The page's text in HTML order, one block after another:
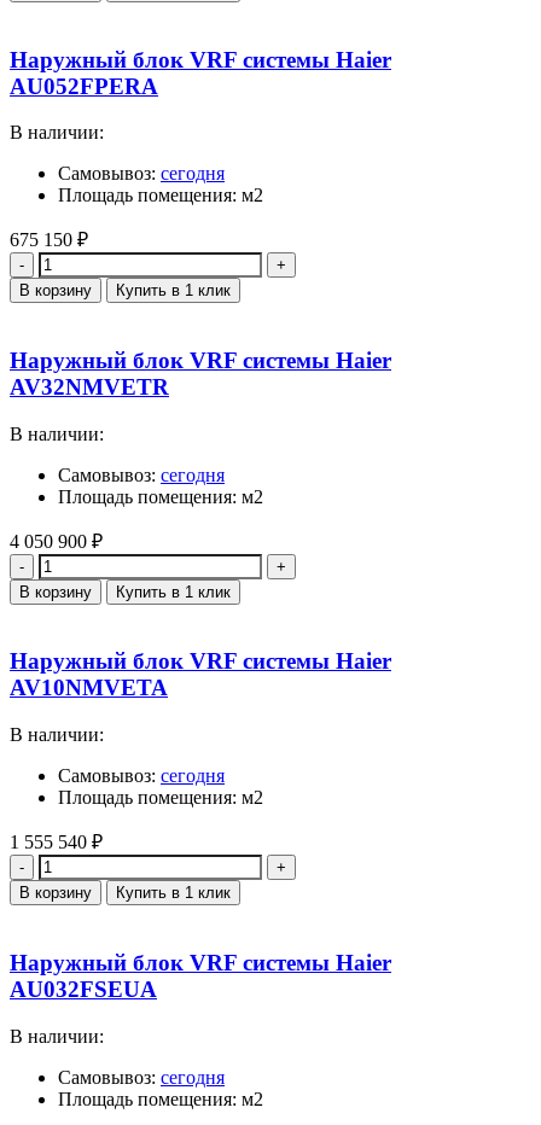
Наружный блок VRF системы Haier
AU052FPERA
В наличии:
Самовывоз: сегодня
Площадь помещения: м2
675 150 ₽
Количество
В корзину Купить в 1 клик
Наружный блок VRF системы Haier
AV32NMVETR
В наличии:
Самовывоз: сегодня
Площадь помещения: м2
4 050 900 ₽
Количество
В корзину Купить в 1 клик
Наружный блок VRF системы Haier
AV10NMVETA
В наличии:
Самовывоз: сегодня
Площадь помещения: м2
1 555 540 ₽
Количество
В корзину Купить в 1 клик
Наружный блок VRF системы Haier
AU032FSEUA
В наличии:
Самовывоз: сегодня
Площадь помещения: м2